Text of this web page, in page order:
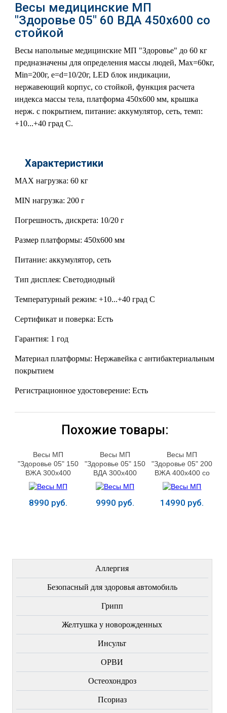
Весы медицинские МП
"Здоровье 05" 60 ВДА 450х600 со
стойкой
Весы напольные медицинские МП "Здоровье" до 60 кг
предназначены для определения массы людей, Мах=60кг,
Min=200г, e=d=10/20г, LED блок индикации,
нержавеющий корпус, со стойкой, функция расчета
индекса массы тела, платформа 450х600 мм, крышка
нерж. с покрытием, питание: аккумулятор, сеть, темп:
+10...+40 град С.
Характеристики
MAX нагрузка: 60 кг
MIN нагрузка: 200 г
Погрешность, дискрета: 10/20 г
Размер платформы: 450х600 мм
Питание: аккумулятор, сеть
Тип дисплея: Светодиодный
Температурный режим: +10...+40 град С
Сертификат и поверка: Есть
Гарантия: 1 год
Материал платформы: Нержавейка с антибактериальным
покрытием
Регистрационное удостоверение: Есть
Похожие товары:
Весы МП
"Здоровье 05" 150
ВЖА 300х400
8990 руб.
Весы МП
"Здоровье 05" 150
ВДА 300х400
9990 руб.
Весы МП
"Здоровье 05" 200
ВЖА 400х400 со
стойкой
14990 руб.
Аллергия
Безопасный для здоровья автомобиль
Грипп
Желтушка у новорожденных
Инсульт
ОРВИ
Остеохондроз
Пcориаз